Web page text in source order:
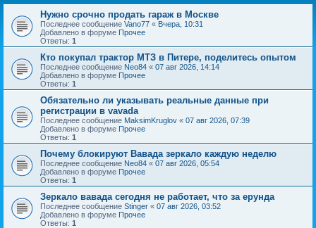
Нужно срочно продать гараж в Москве
Последнее сообщение Vano77 « Вчера, 10:31
Добавлено в форуме Прочее
Ответы: 1
Кто покупал трактор МТЗ в Питере, поделитесь опытом
Последнее сообщение Neo84 « 07 авг 2026, 14:14
Добавлено в форуме Прочее
Ответы: 1
Обязательно ли указывать реальные данные при
регистрации в vavada
Последнее сообщение MaksimKruglov « 07 авг 2026, 07:39
Добавлено в форуме Прочее
Ответы: 1
Почему блокируют Вавада зеркало каждую неделю
Последнее сообщение Neo84 « 07 авг 2026, 05:54
Добавлено в форуме Прочее
Ответы: 1
Зеркало вавада сегодня не работает, что за ерунда
Последнее сообщение Stinger « 07 авг 2026, 03:52
Добавлено в форуме Прочее
Ответы: 1